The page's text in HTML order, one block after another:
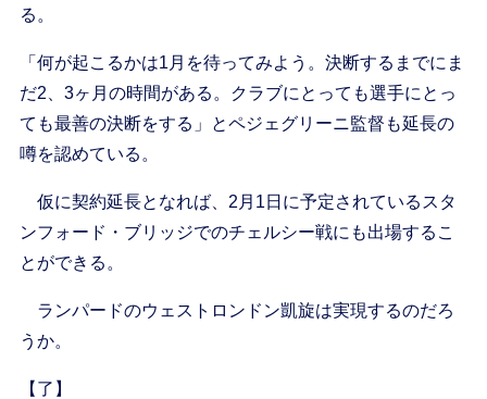
る。
「何が起こるかは1月を待ってみよう。決断するまでにま
だ2、3ヶ月の時間がある。クラブにとっても選手にとっ
ても最善の決断をする」とペジェグリーニ監督も延長の
噂を認めている。
仮に契約延長となれば、2月1日に予定されているスタ
ンフォード・ブリッジでのチェルシー戦にも出場するこ
とができる。
ランパードのウェストロンドン凱旋は実現するのだろ
うか。
【了】